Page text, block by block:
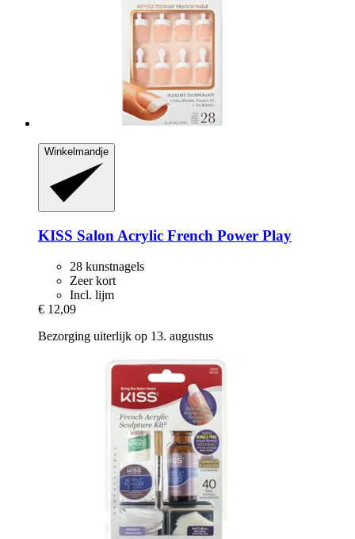
Winkelmandje
KISS Salon Acrylic French Power Play
28 kunstnagels
Zeer kort
Incl. lijm
€ 12,09
Bezorging uiterlijk op 13. augustus